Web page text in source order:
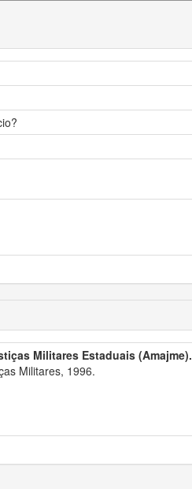
Militares Estaduais (Amajme).
Militares, 1996.